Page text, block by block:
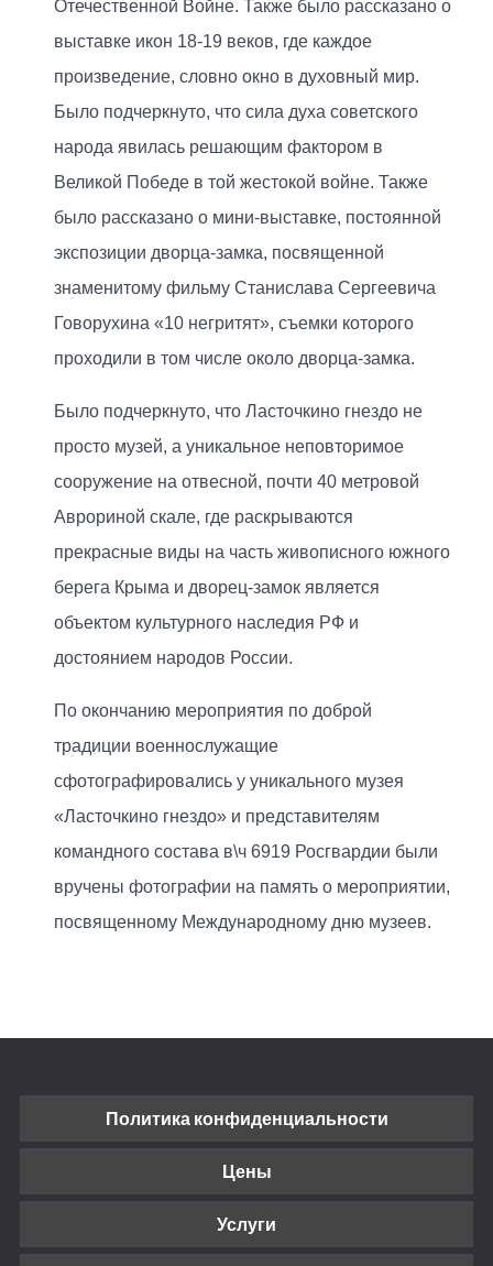
Отечественной Войне. Также было рассказано о
выставке икон 18-19 веков, где каждое
произведение, словно окно в духовный мир.
Было подчеркнуто, что сила духа советского
народа явилась решающим фактором в
Великой Победе в той жестокой войне. Также
было рассказано о мини-выставке, постоянной
экспозиции дворца-замка, посвященной
знаменитому фильму Станислава Сергеевича
Говорухина «10 негритят», съемки которого
проходили в том числе около дворца-замка.
Было подчеркнуто, что Ласточкино гнездо не
просто музей, а уникальное неповторимое
сооружение на отвесной, почти 40 метровой
Аврориной скале, где раскрываются
прекрасные виды на часть живописного южного
берега Крыма и дворец-замок является
объектом культурного наследия РФ и
достоянием народов России.
По окончанию мероприятия по доброй
традиции военнослужащие
сфотографировались у уникального музея
«Ласточкино гнездо» и представителям
командного состава в\ч 6919 Росгвардии были
вручены фотографии на память о мероприятии,
посвященному Международному дню музеев.
Политика конфиденциальности
Цены
Услуги